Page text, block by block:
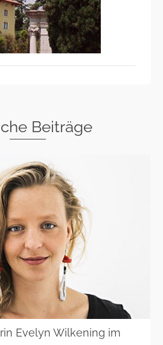
Beiträge
Evelyn Wilkening im